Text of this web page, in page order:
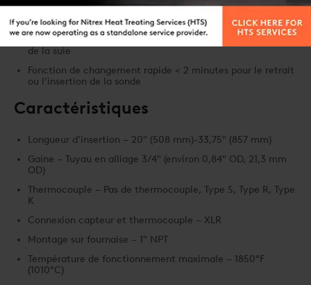
Conception de pointe ventilée pour une lecture plus
précise du carbone
Combustion à haut débit pour une meilleure élimination
de la suie
Fonction de changement rapide < 2 minutes pour le retrait
ou l’insertion de la sonde
Caractéristiques
Longueur d’insertion – 20″ (508 mm)-33,75″ (857 mm)
Gaine – Tuyau en alliage 3/4″ (environ 0,84″ OD, 21,3 mm
OD)
Thermocouple – Pas de thermocouple, Type S, Type R, Type
K
Connexion capteur et thermocouple – XLR
Montage sur fournaise – 1″ NPT
Température de fonctionnement maximale – 1850°F
(1010°C)